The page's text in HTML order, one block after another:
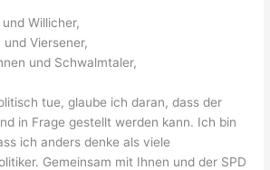
Willicher,
Viersener,
und Schwalmtaler,
tue, glaube ich daran, dass der
in Frage gestellt werden kann. Ich bin
ich anders denke als viele
Gemeinsam mit Ihnen und der SPD